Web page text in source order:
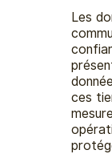
Les
ces